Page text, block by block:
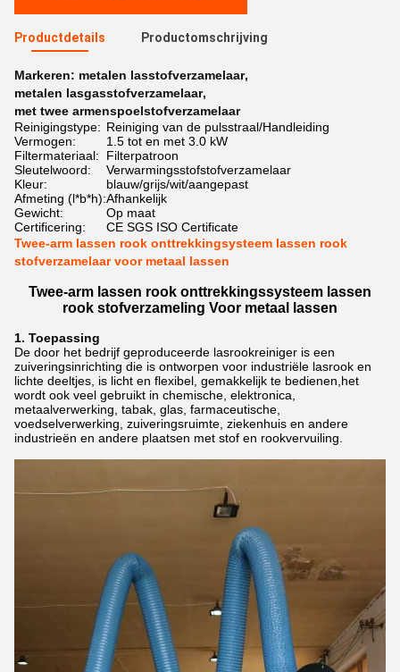
Productdetails Productomschrijving
Markeren: metalen lasstofverzamelaar,
metalen lasgasstofverzamelaar,
met twee armenspoelstofverzamelaar
Reinigingstype: Reiniging van de pulsstraal/Handleiding
Vermogen:
1.5 tot en met 3.0 kW
Filtermateriaal:
Filterpatroon
Sleutelwoord:
Verwarmingsstofstofverzamelaar
Kleur:
blauw/grijs/wit/aangepast
Afmeting (l*b*h):Afhankelijk
Gewicht:
Op maat
Certificering:
CE SGS ISO Certificate
Twee-arm lassen rook onttrekkingsysteem lassen rook
stofverzamelaar voor metaal lassen
Twee-arm lassen rook onttrekkingssysteem lassen
rook stofverzameling Voor metaal lassen
1. Toepassing
De door het bedrijf geproduceerde lasrookreiniger is een
zuiveringsinrichting die is ontworpen voor industriële lasrook en
lichte deeltjes, is licht en flexibel, gemakkelijk te bedienen,het
wordt ook veel gebruikt in chemische, elektronica,
metaalverwerking, tabak, glas, farmaceutische,
voedselverwerking, zuiveringsruimte, ziekenhuis en andere
industrieën en andere plaatsen met stof en rookvervuiling.